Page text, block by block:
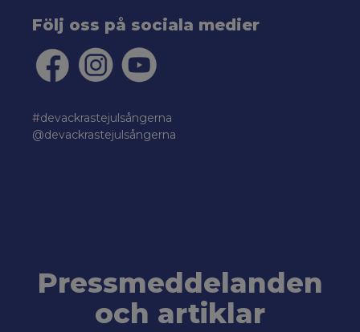
Följ oss på sociala medier
#devackrastejulsångerna
@devackrastejulsångerna
Pressmeddelanden
och artiklar